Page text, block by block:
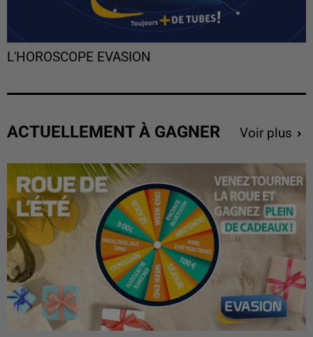
L'HOROSCOPE EVASION
ACTUELLEMENT À GAGNER Voir plus